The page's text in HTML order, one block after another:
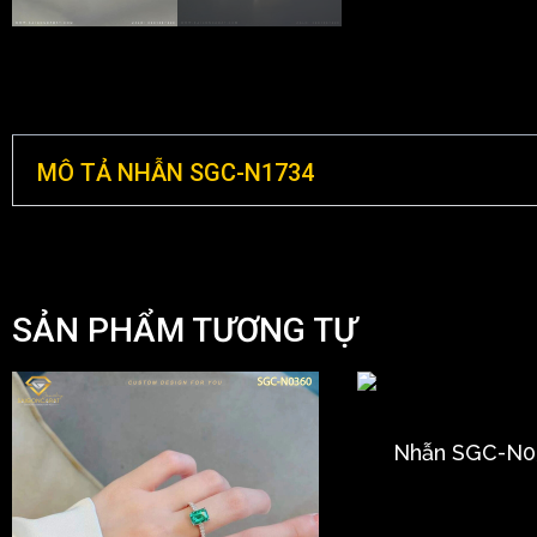
MÔ TẢ NHẪN SGC-N1734
SẢN PHẨM TƯƠNG TỰ
Nhẫn SGC-